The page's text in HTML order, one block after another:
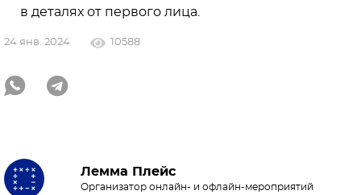
в деталях от первого лица.
24 янв. 2024 10588
Лемма Плейс
Организатор онлайн- и офлайн-мероприятий